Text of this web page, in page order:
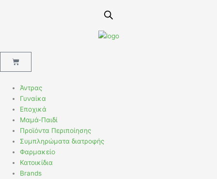
Cart
Άντρας
Γυναίκα
Εποχικά
Μαμά-Παιδί
Προϊόντα Περιποίησης
Συμπληρώματα διατροφής
Φαρμακείο
Κατοικίδια
Brands